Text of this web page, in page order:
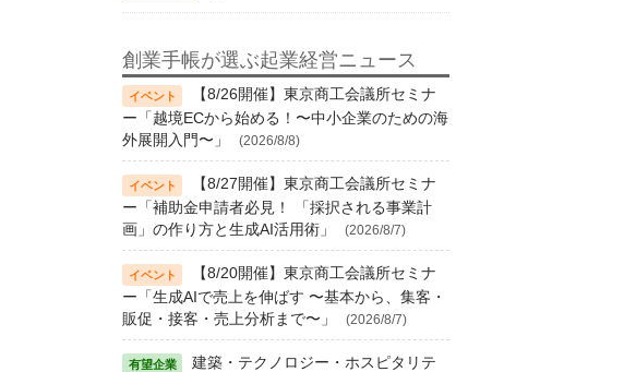
創業手帳が選ぶ起業経営ニュース
【8/26開催】東京商工会議所セミナ
ー「越境ECから始める！〜中小企業のための海
外展開入門〜」
(2026/8/8)
【8/27開催】東京商工会議所セミナ
ー「補助金申請者必見！ 「採択される事業計
画」の作り方と生成AI活用術」
(2026/8/7)
【8/20開催】東京商工会議所セミナ
ー「生成AIで売上を伸ばす 〜基本から、集客・
販促・接客・売上分析まで〜」
(2026/8/7)
建築・テクノロジー・ホスピタリテ